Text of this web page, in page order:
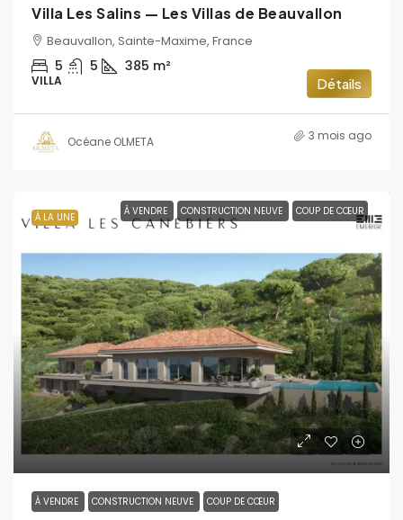
Villa Les Salins — Les Villas de Beauvallon
Beauvallon, Sainte-Maxime, France
5 5 385 m²
VILLA Détails
Océane OLMETA 3 mois ago
À LA UNE À VENDRE CONSTRUCTION NEUVE COUP DE CŒUR
7,350,000€/€
À VENDRE CONSTRUCTION NEUVE COUP DE CŒUR